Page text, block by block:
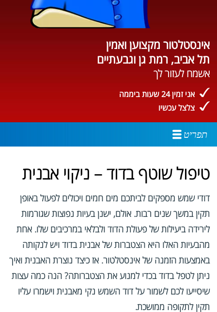
אינסטלטור מקצוען ואמין
תל אביב, רמת גן וגבעתיים
אשמח לעזור לך
אני זמין 24 שעות ביממה
צלצל עכשיו
תפריט
טיפול שוטף בדוד – ניקוי אבנית
דודי שמש מספקים לביתכם מים חמים ויכולים לפעול באופן
תקין במשך שנים רבות. אולם, ישנן בעיות נפוצות שגורמות
לירידה ביעילות של פעולת הדוד ולבלאי במרכיבים שלו. אחת
מהבעיות האלו היא הצטברות של אבנית בדוד ויש לנקותה
באמצעות הזמנה של אינסטלטור. אז כיצד נוצרת האבנית ואיך
ניתן לטפל בדוד בכדי למנוע את הצטברותה? הנה כמה עצות
שיסייעו לכם לשמור על דוד השמש נקי מאבנית וישמרו עליו
תקין לתקופה ממושכת.